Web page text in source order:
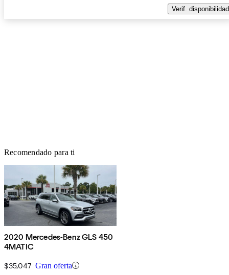
Verif. disponibilidad
Recomendado para ti
2020 Mercedes-Benz GLS 450
4MATIC
$35,047 Gran oferta